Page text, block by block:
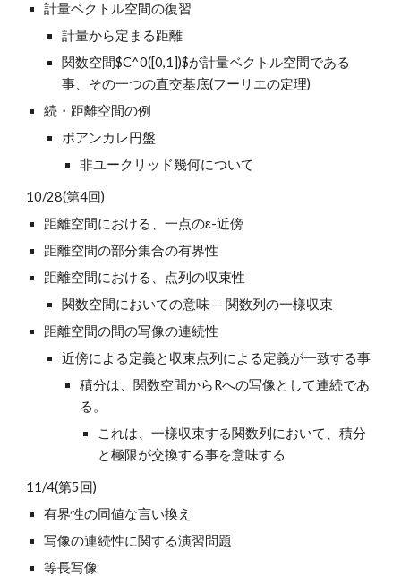
計量ベクトル空間の復習
計量から定まる距離
関数空間$C^0([0,1])$が計量ベクトル空間である
事、その一つの直交基底(フーリエの定理)
続・距離空間の例
ポアンカレ円盤
非ユークリッド幾何について
10/28(第4回)
距離空間における、一点のε-近傍
距離空間の部分集合の有界性
距離空間における、点列の収束性
関数空間においての意味 -- 関数列の一様収束
距離空間の間の写像の連続性
近傍による定義と収束点列による定義が一致する事
積分は、関数空間からRへの写像として連続であ
る。
これは、一様収束する関数列において、積分
と極限が交換する事を意味する
11/4(第5回)
有界性の同値な言い換え
写像の連続性に関する演習問題
等長写像